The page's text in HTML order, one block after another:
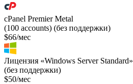
cPanel Premier Metal
(100 accounts) (без поддержки)
$66/мес
Лицензия «Windows Server Standard»
(без поддержки)
$50/мес